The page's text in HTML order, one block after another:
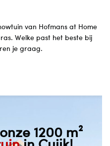
van Hofmans at Home
Welke past het beste bij
je graag.
1200 m²